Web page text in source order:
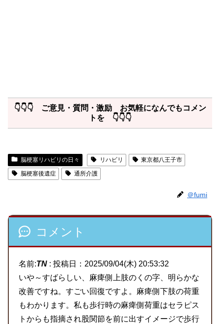
👇👇👇 ご意見・質問・激励 お気軽になんでもコメン
トを 👇👇👇
脳梗塞リハビリの日々 リハビリ
東京都八王子市
脳梗塞後遺症
通所介護
＠fumi
コメント
名前:TN : 投稿日：2025/09/04(木) 20:53:32
いや～すばらしい、麻痺側上肢のくの字、明らかな
改善ですね。すごい回復ですよ。麻痺側下肢の荷重
もわかります。私も歩行時の麻痺側荷重はセラピス
トからも指摘され股関節を前に出すイメージで歩行